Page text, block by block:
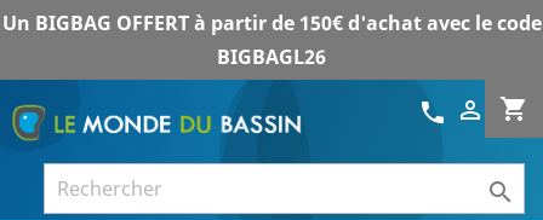
Un BIGBAG OFFERT à partir de 150€ d'achat avec le code
BIGBAGL26
shopping_cart

call
